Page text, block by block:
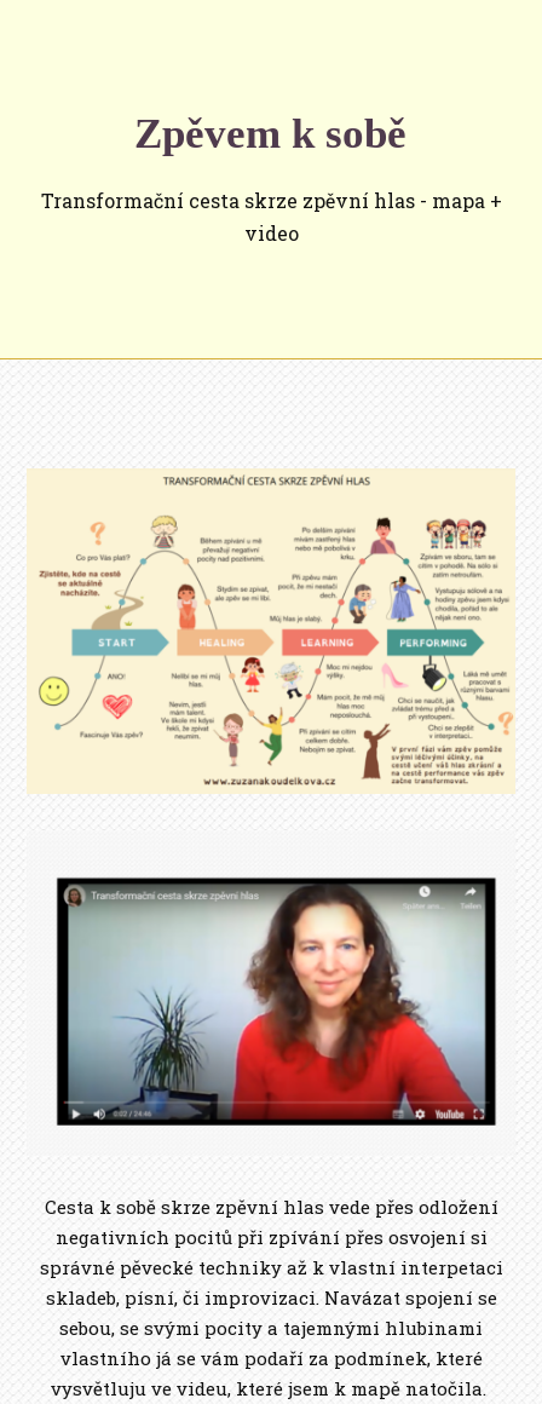
Zpěvem k sobě
Transformační cesta skrze zpěvní hlas - mapa +
video
Cesta k sobě skrze zpěvní hlas vede přes odložení
negativních pocitů při zpívání přes osvojení si
správné pěvecké techniky až k vlastní interpetaci
skladeb, písní, či improvizaci. Navázat spojení se
sebou, se svými pocity a tajemnými hlubinami
vlastního já se vám podaří za podmínek, které
vysvětluju ve videu, které jsem k mapě natočila.